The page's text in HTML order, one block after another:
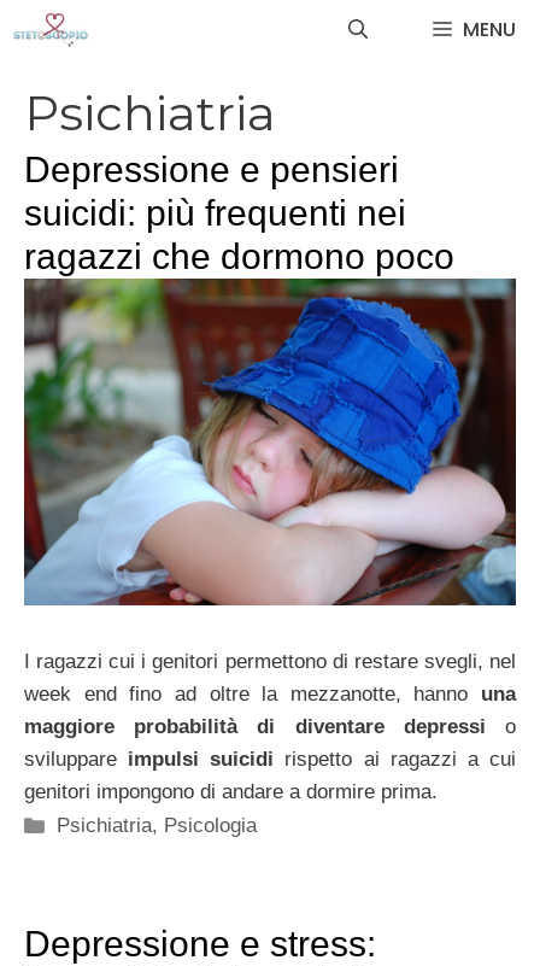
MENU
Psichiatria
Depressione e pensieri
suicidi: più frequenti nei
ragazzi che dormono poco
I ragazzi cui i genitori permettono di restare svegli, nel
week end fino ad oltre la mezzanotte, hanno una
maggiore probabilità di diventare depressi o
sviluppare impulsi suicidi rispetto ai ragazzi a cui
genitori impongono di andare a dormire prima.
Categorie
Psichiatria, Psicologia
Depressione e stress: